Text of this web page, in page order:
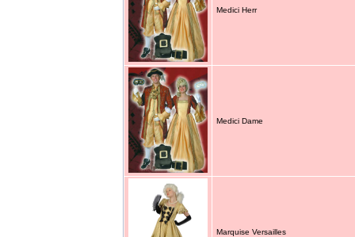
Medici Herr
Medici Dame
Marquise Versailles